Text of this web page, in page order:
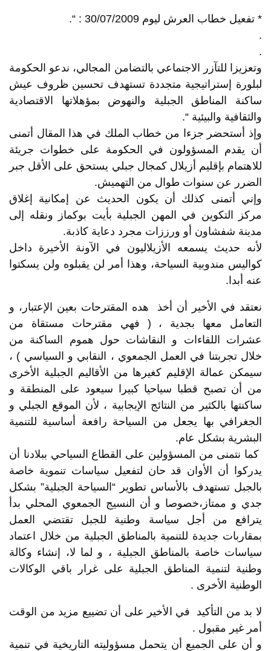
* تفعيل خطاب العرش ليوم 30/07/2009 : “.
.
.
وتعزيزا للتآزر الاجتماعي بالتضامن المجالي، ندعو الحكومة
لبلورة إستراتيجية متجددة تستهدف تحسين ظروف عيش
ساكنة المناطق الجبلية والنهوض بمؤهلاتها الاقتصادية
والثقافية والبيئية “.
وإذ أستحضر جزءا من خطاب الملك في هذا المقال أتمنى
أن يقدم المسؤولون في الحكومة على خطوات جريئة
للاهتمام بإقليم أزيلال كمجال جبلي يستحق على الأقل جبر
الضرر عن سنوات طوال من التهميش.
وإني أتمنى كذلك أن يكون الحديث عن إمكانية إغلاق
مركز التكوين في المهن الجبلية بأيت بوكماز ونقله إلى
مدينة شفشاون أو ورززات مجرد دعاية كاذبة.
لأنه حديث يسمعه الأزيلاليون في الآونة الأخيرة داخل
كواليس مندوبية السياحة، وهذا أمر لن يقبلوه ولن يسكتوا
عنه أبدا.
نعتقد في الأخير أن أخذ هده المقترحات بعين الإعتبار، و
التعامل معها بجدية ، ( فهي مقترحات مستقاة من
عشرات اللقاءات و النقاشات حول هموم الساكنة من
خلال تجربتنا في العمل الجمعوي ، النقابي و السياسي ) ،
سيمكن عمالة الإقليم كغيرها من الأقاليم الجبلية الأخرى
من أن تصبح قطبا سياحيا كبيرا سيعود على المنطقة و
ساكنتها بالكثير من النتائج الإيجابية ، لأن الموقع الجبلي و
الجغرافي بها يجعل من السياحة رافعة أساسية للتنمية
البشرية بشكل عام.
كما نتمنى من المسؤولين على القطاع السياحي ببلادنا أن
يدركوا أن الأوان قد حان لتفعيل سياسات تنموية خاصة
بالجبل تستهدف بالأساس تطوير “السياحة الجبلية” بشكل
جدي و ممتاز،خصوصا و أن النسيج الجمعوي المحلي بدأ
يترافع من أجل سياسة وطنية للجبل تقتضي العمل
بمقاربات جديدة للتنمية بالمناطق الجبلية من خلال اعتماد
سياسات خاصة بالمناطق الجبلية ، و لما لا، إنشاء وكالة
وطنية لتنمية المناطق الجبلية على غرار باقي الوكالات
الوطنية الأخرى .
لا بد من التأكيد في الأخير على أن تضييع مزيد من الوقت
أمر غير مقبول .
و أن على الجميع أن يتحمل مسؤوليته التاريخية في تنمية